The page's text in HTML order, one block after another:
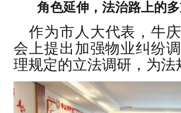
角色延伸 ， 法治路上的
作为市人大代表，牛
会上提出加强物业纠纷
理规定的立法调研，为